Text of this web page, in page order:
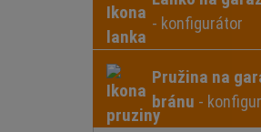
- konfigurátor
Pružina na
bránu -